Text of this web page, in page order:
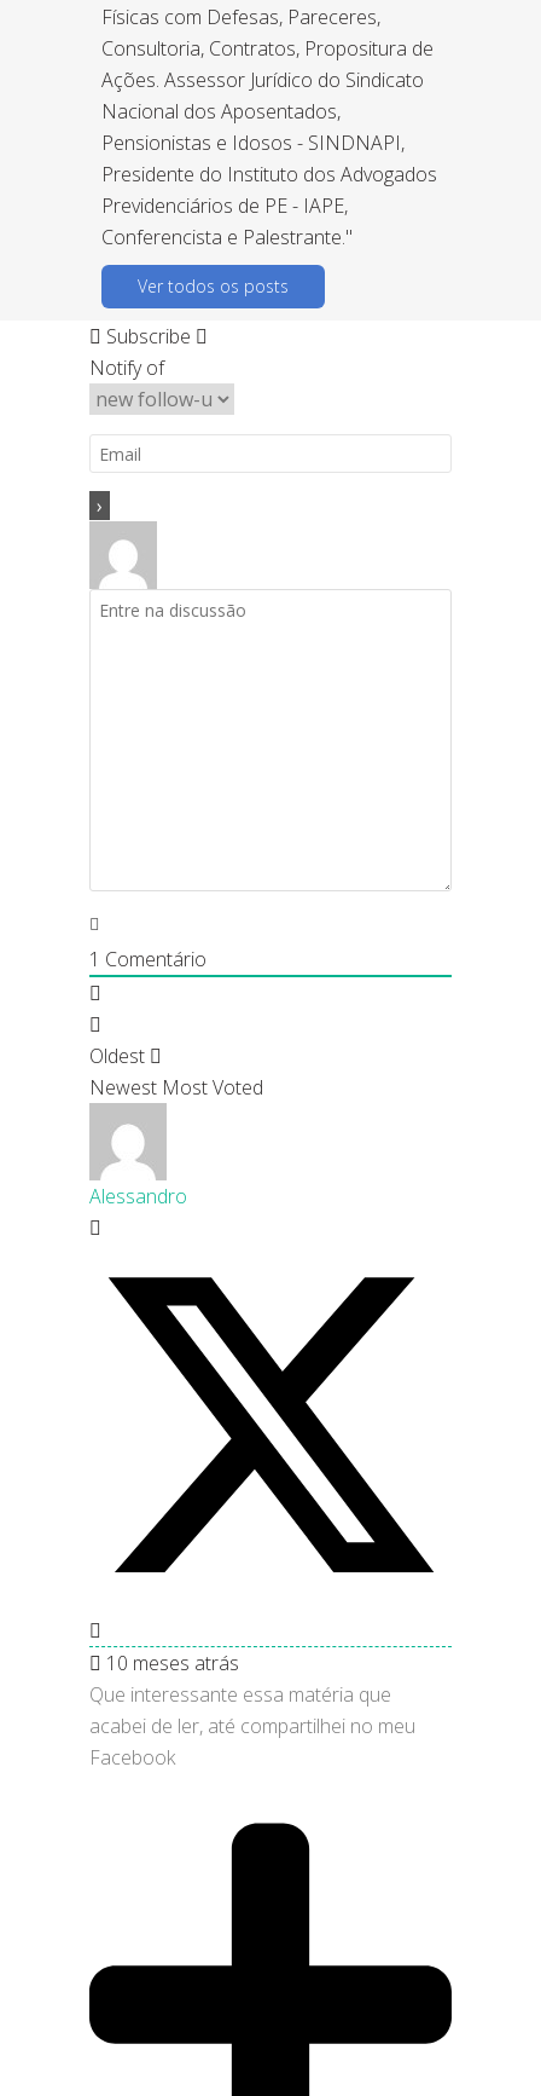
Físicas com Defesas, Pareceres,
Consultoria, Contratos, Propositura de
Ações. Assessor Jurídico do Sindicato
Nacional dos Aposentados,
Pensionistas e Idosos - SINDNAPI,
Presidente do Instituto dos Advogados
Previdenciários de PE - IAPE,
Conferencista e Palestrante."
Ver todos os posts
Subscribe
Notify of
1 Comentário
Oldest
Newest Most Voted
Alessandro
10 meses atrás
Que interessante essa matéria que
acabei de ler, até compartilhei no meu
Facebook